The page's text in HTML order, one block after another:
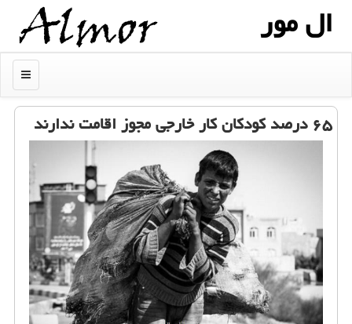
ال مور
منو
۶۵ درصد كودكان كار خارجی مجوز اقامت ندارند